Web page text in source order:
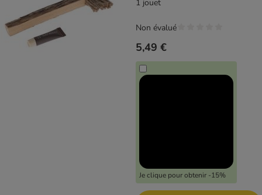
1 jouet
5,49 €
Je clique pour obtenir -15%
Non évalué